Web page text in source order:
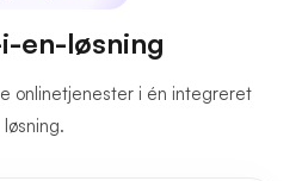
en-løsning
onlinetjenester i én integreret
løsning.